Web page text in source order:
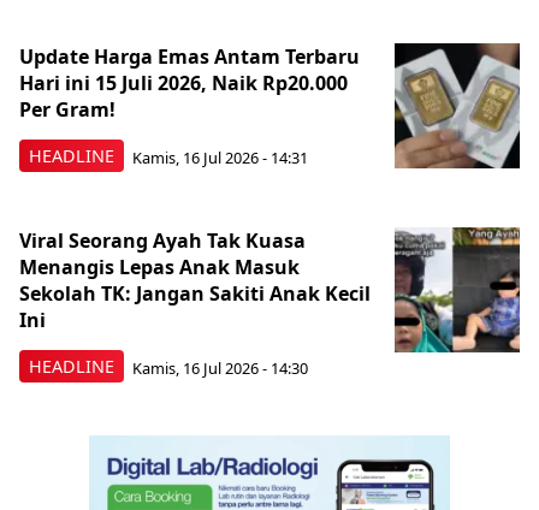
HEADLINE
Update Harga Emas Antam Terbaru
Hari ini 15 Juli 2026, Naik Rp20.000
Per Gram!
Kamis, 16 Jul 2026 - 14:31
HEADLINE
Viral Seorang Ayah Tak Kuasa
Menangis Lepas Anak Masuk
Sekolah TK: Jangan Sakiti Anak Kecil
Ini
Kamis, 16 Jul 2026 - 14:30